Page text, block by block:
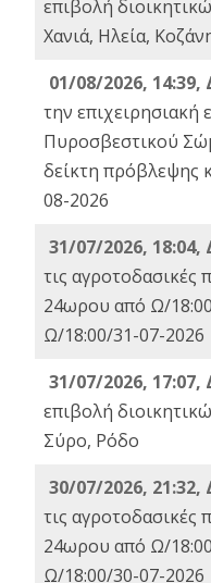
επιβολή
Χανιά, Ηλεία,
01/08/2026, 14:39,
την επιχειρησιακή
Πυροσβεστικού
δείκτη πρόβλεψης
08-2026
31/07/2026, 18:04,
τις αγροτοδασικές
24ωρου από Ω/
Ω/18:00/31-07-2026
31/07/2026, 17:07,
επιβολή
Σύρο, Ρόδο
30/07/2026, 21:32,
τις αγροτοδασικές
24ωρου από Ω/
Ω/18:00/30-07-2026